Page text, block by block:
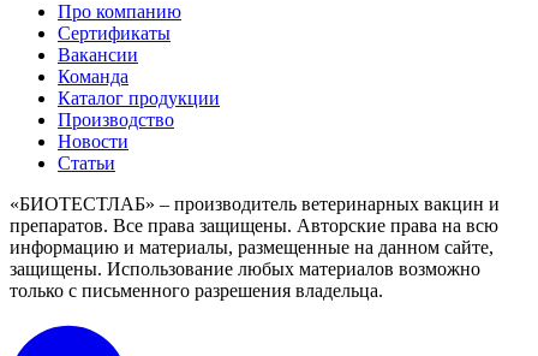
Про компанию
Сертификаты
Вакансии
Команда
Каталог продукции
Производство
Новости
Статьи
«БИОТЕСТЛАБ» – производитель ветеринарных вакцин и
препаратов. Все права защищены. Авторские права на всю
информацию и материалы, размещенные на данном сайте,
защищены. Использование любых материалов возможно
только с письменного разрешения владельца.